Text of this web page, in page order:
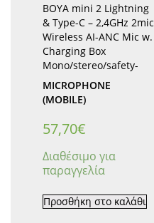
BOYA mini 2 Lightning
& Type-C – 2,4GHz 2mic
Wireless AI-ANC Mic w.
Charging Box
Mono/stereo/safety-
MICROPHONE
(MOBILE)
57,70€
Διαθέσιμο για
παραγγελία
Προσθήκη στο καλάθι